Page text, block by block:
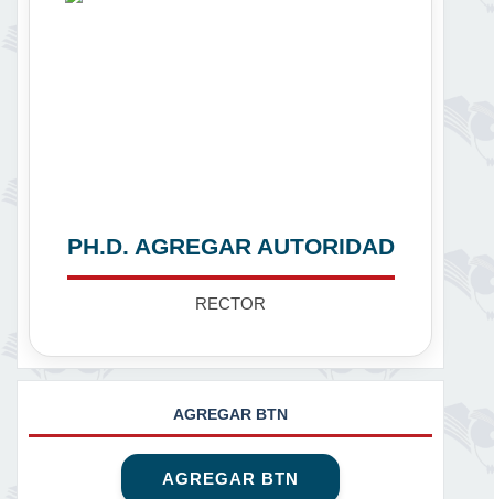
PH.D. AGREGAR AUTORIDAD
RECTOR
AGREGAR BTN
AGREGAR BTN